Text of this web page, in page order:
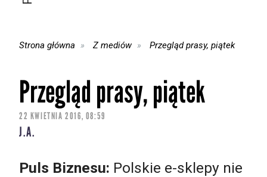
Strona główna Z mediów Przegląd prasy, piątek
Przegląd prasy, piątek
22 KWIETNIA 2016, 08:59
J.A.
Puls Biznesu: Polskie e-sklepy nie